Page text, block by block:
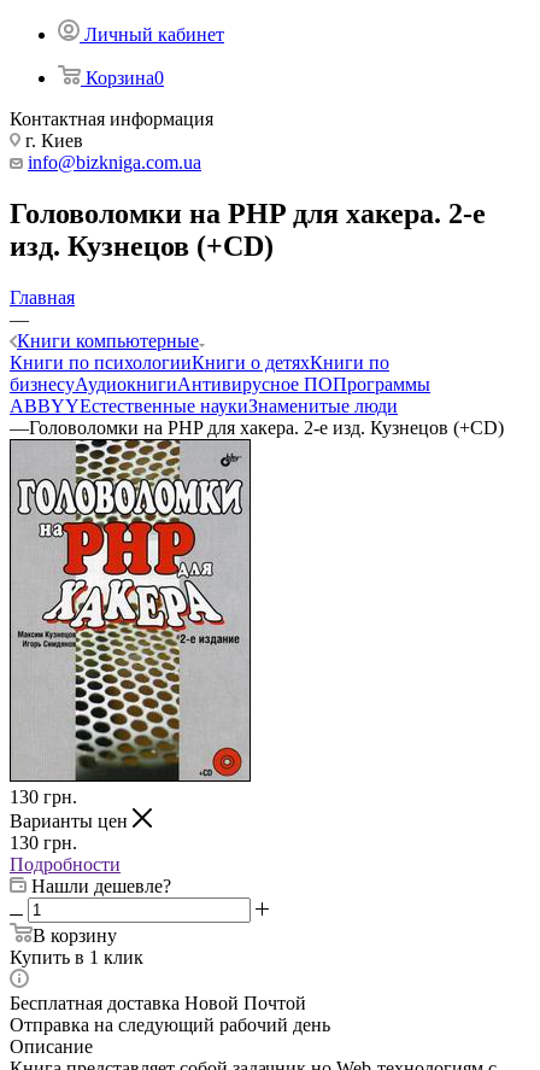
Личный кабинет
Корзина0
Контактная информация
г. Киев
info@bizkniga.com.ua
Головоломки на PHP для хакера. 2-е
изд. Кузнецов (+CD)
Главная
—
Книги компьютерные
Книги по психологииКниги о детяхКниги по
бизнесуАудиокнигиАнтивирусное ПОПрограммы
ABBYYЕстественные наукиЗнаменитые люди
—Головоломки на PHP для хакера. 2-е изд. Кузнецов (+CD)
130 грн.
Варианты цен
130 грн.
Подробности
Нашли дешевле?
В корзину
Купить в 1 клик
Бесплатная доставка Новой Почтой
Отправка на следующий рабочий день
Описание